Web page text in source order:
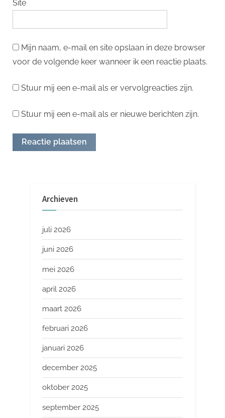
Site
Mijn naam, e-mail en site opslaan in deze browser
voor de volgende keer wanneer ik een reactie plaats.
Stuur mij een e-mail als er vervolgreacties zijn.
Stuur mij een e-mail als er nieuwe berichten zijn.
Archieven
juli 2026
juni 2026
mei 2026
april 2026
maart 2026
februari 2026
januari 2026
december 2025
oktober 2025
september 2025